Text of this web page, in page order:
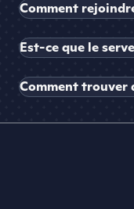
Comment
Est-ce que le
Comment trouver